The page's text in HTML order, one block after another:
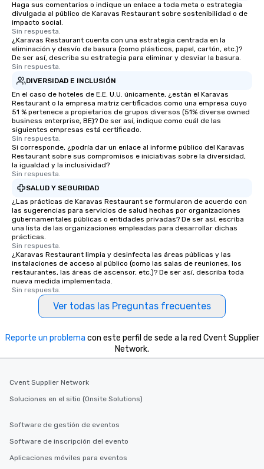
Haga sus comentarios o indique un enlace a toda meta o estrategia
divulgada al público de Karavas Restaurant sobre sostenibilidad o de
impacto social.
Sin respuesta.
¿Karavas Restaurant cuenta con una estrategia centrada en la
eliminación y desvío de basura (como plásticos, papel, cartón, etc.)?
De ser así, describa su estrategia para eliminar y desviar la basura.
Sin respuesta.
DIVERSIDAD E INCLUSIÓN
En el caso de hoteles de E.E. U.U. únicamente, ¿están el Karavas
Restaurant o la empresa matriz certificados como una empresa cuyo
51 % pertenece a propietarios de grupos diversos (51% diverse owned
business enterprise, BE)? De ser así, indique como cuál de las
siguientes empresas está certificado.
Sin respuesta.
Si corresponde, ¿podría dar un enlace al informe público del Karavas
Restaurant sobre sus compromisos e iniciativas sobre la diversidad,
la igualdad y la inclusividad?
Sin respuesta.
SALUD Y SEGURIDAD
¿Las prácticas de Karavas Restaurant se formularon de acuerdo con
las sugerencias para servicios de salud hechas por organizaciones
gubernamentales públicas o entidades privadas? De ser así, escriba
una lista de las organizaciones empleadas para desarrollar dichas
prácticas.
Sin respuesta.
¿Karavas Restaurant limpia y desinfecta las áreas públicas y las
instalaciones de acceso al público (como las salas de reuniones, los
restaurantes, las áreas de ascensor, etc.)? De ser así, describa toda
nueva medida implementada.
Sin respuesta.
Ver todas las Preguntas frecuentes
Reporte un problema con este perfil de sede a la red Cvent Supplier
Network.
Cvent Supplier Network
Soluciones en el sitio (Onsite Solutions)
Software de gestión de eventos
Software de inscripción del evento
Aplicaciones móviles para eventos